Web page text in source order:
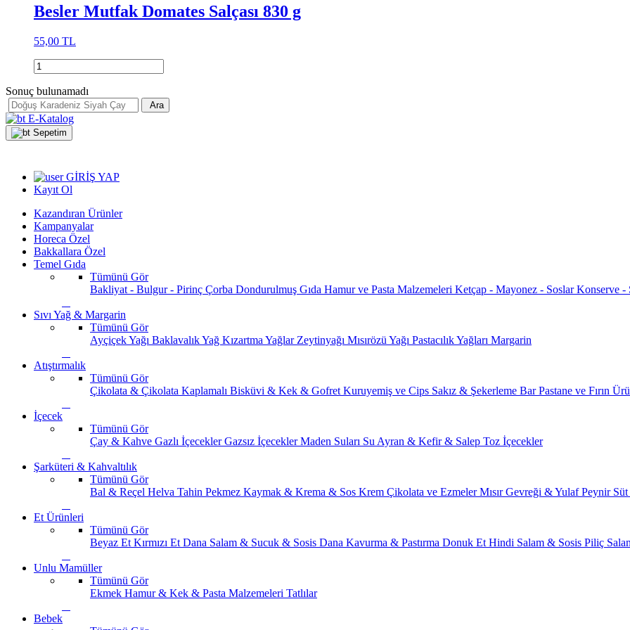
Besler Mutfak Domates Salçası 830 g
55,00 TL
Sonuç bulunamadı
Ara
E-Katalog
Sepetim
GİRİŞ YAP
Kayıt Ol
Kazandıran Ürünler
Kampanyalar
Horeca Özel
Bakkallara Özel
Temel Gıda
Tümünü Gör
Bakliyat - Bulgur - Pirinç Çorba Dondurulmuş Gıda Hamur ve Pasta Malzemeleri Ketçap - Mayonez - SoslarKonserve -
Sıvı Yağ & Margarin
Tümünü Gör
Ayçiçek Yağı Baklavalık Yağ Kızartma Yağlar Zeytinyağı Mısırözü Yağı Pastacılık Yağları Margarin
Atıştırmalık
Tümünü Gör
Çikolata & Çikolata Kaplamalı Bisküvi & Kek & Gofret Kuruyemiş ve Cips Sakız & Şekerleme BarPastane ve Fırın
İçecek
Tümünü Gör
Çay & Kahve Gazlı İçeceklerGazsız İçeceklerMaden Suları Su Ayran & Kefir & Salep Toz İçecekler
Şarküteri & Kahvaltılık
Tümünü Gör
Bal & Reçel Helva Tahin Pekmez Kaymak & Krema & Sos Krem Çikolata ve EzmelerMısır Gevreği & YulafPeynir
Et Ürünleri
Tümünü Gör
Beyaz Et Kırmızı Et Dana Salam & Sucuk & Sosis Dana Kavurma & Pastırma Donuk Et Hindi Salam & Sosis Piliç
Unlu Mamüller
Tümünü Gör
Ekmek Hamur & Kek & Pasta Malzemeleri Tatlılar
Bebek